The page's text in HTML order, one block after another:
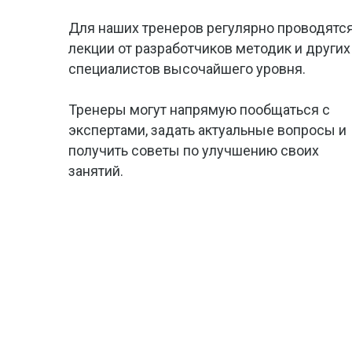
Для наших тренеров регулярно
лекции от разработчиков методик и других
специалистов высочайшего уровня.
Тренеры могут напрямую пообщаться с
экспертами, задать актуальные вопросы и
получить советы по улучшению своих
занятий.